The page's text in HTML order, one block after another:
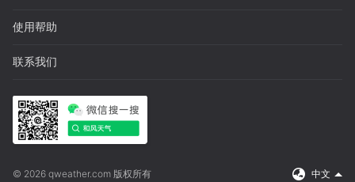
使用帮助
联系我们
© 2026 qweather.com 版权所有 中文